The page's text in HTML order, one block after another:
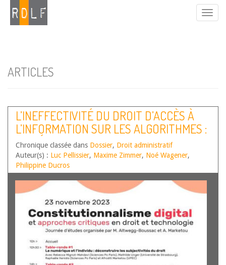
ARTICLES
L’INEFFECTIVITÉ DU DROIT D’ACCÈS À
L’INFORMATION SUR LES ALGORITHMES :
UNE ÉTUDE EMPIRIQUE
Chronique classée dans Dossier, Droit administratif
Auteur(s) : Luc Pellissier, Maxime Zimmer, Noé Wagener,
Philippine Ducros